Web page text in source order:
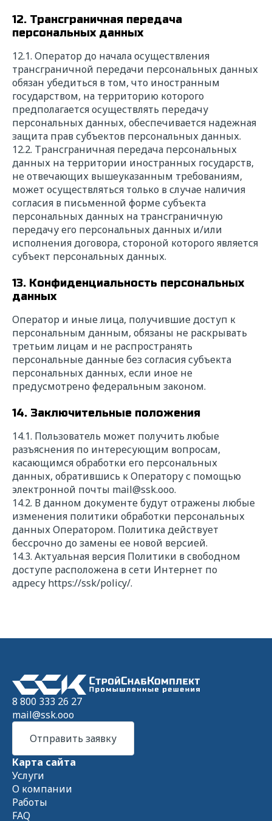
12. Трансграничная передача
персональных данных
12.1. Оператор до начала осуществления
трансграничной передачи персональных данных
обязан убедиться в том, что иностранным
государством, на территорию которого
предполагается осуществлять передачу
персональных данных, обеспечивается надежная
защита прав субъектов персональных данных.
12.2. Трансграничная передача персональных
данных на территории иностранных государств,
не отвечающих вышеуказанным требованиям,
может осуществляться только в случае наличия
согласия в письменной форме субъекта
персональных данных на трансграничную
передачу его персональных данных и/или
исполнения договора, стороной которого является
субъект персональных данных.
13. Конфиденциальность персональных
данных
Оператор и иные лица, получившие доступ к
персональным данным, обязаны не раскрывать
третьим лицам и не распространять
персональные данные без согласия субъекта
персональных данных, если иное не
предусмотрено федеральным законом.
14. Заключительные положения
14.1. Пользователь может получить любые
разъяснения по интересующим вопросам,
касающимся обработки его персональных
данных, обратившись к Оператору с помощью
электронной почты mail@ssk.ooo.
14.2. В данном документе будут отражены любые
изменения политики обработки персональных
данных Оператором. Политика действует
бессрочно до замены ее новой версией.
14.3. Актуальная версия Политики в свободном
доступе расположена в сети Интернет по
адресу https://ssk/policy/.
8 800 333 26 27
mail@ssk.ooo
Отправить заявку
Карта сайта
Услуги
О компании
Работы
FAQ